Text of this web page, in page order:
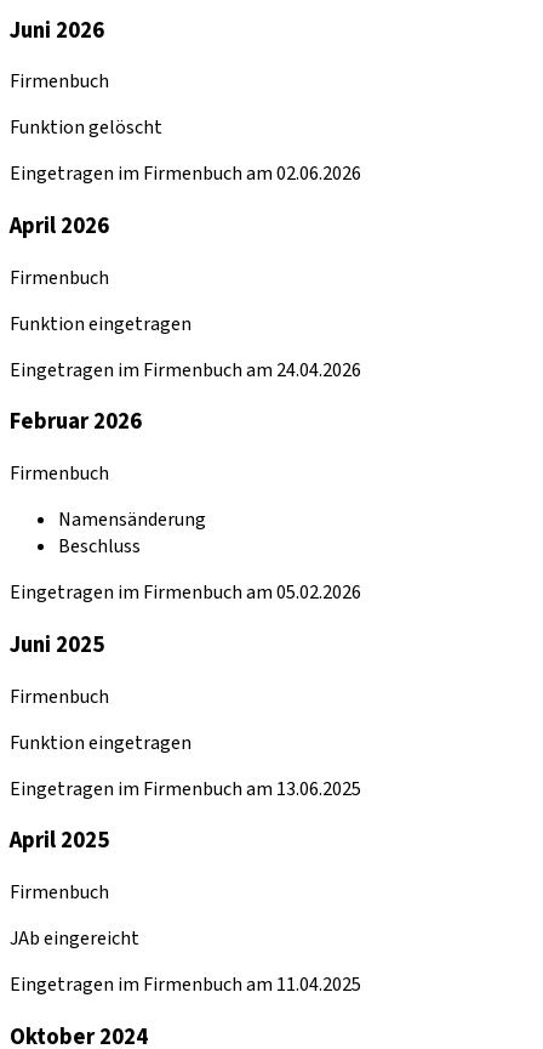
Juni 2026
Firmenbuch
Funktion gelöscht
Eingetragen im Firmenbuch am 02.06.2026
April 2026
Firmenbuch
Funktion eingetragen
Eingetragen im Firmenbuch am 24.04.2026
Februar 2026
Firmenbuch
Namensänderung
Beschluss
Eingetragen im Firmenbuch am 05.02.2026
Juni 2025
Firmenbuch
Funktion eingetragen
Eingetragen im Firmenbuch am 13.06.2025
April 2025
Firmenbuch
JAb eingereicht
Eingetragen im Firmenbuch am 11.04.2025
Oktober 2024